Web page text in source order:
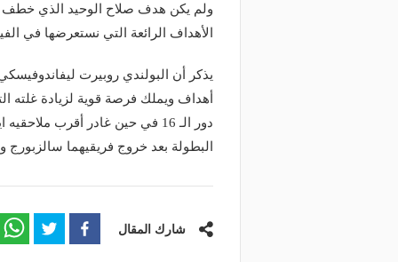
ولم يكن هدف صلاح الوحيد الذي خطف
الأهداف الرائعة التي نستعرضها في
أهداف ويملك فرصة قوية لزيادة غلته
البطولة بعد خروج فريقيهما سالزبورج
شارك المقال